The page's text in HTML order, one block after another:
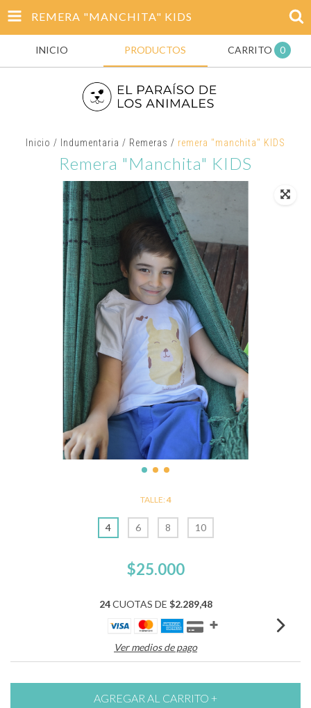
REMERA "MANCHITA" KIDS
INICIO PRODUCTOS CARRITO 0
Inicio / Indumentaria / Remeras / remera "manchita" KIDS
Remera "manchita" KIDS
TALLE: 4
4 6 8 10
$25.000
24CUOTAS DE $2.289,48
Ver medios de pago